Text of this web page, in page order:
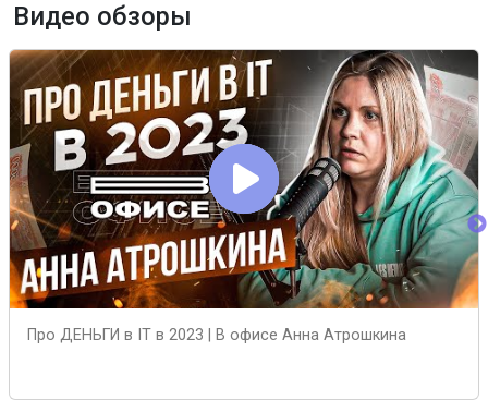
Видео обзоры
Про ДЕНЬГИ в IT в 2023 | В офисе Анна Атрошкина